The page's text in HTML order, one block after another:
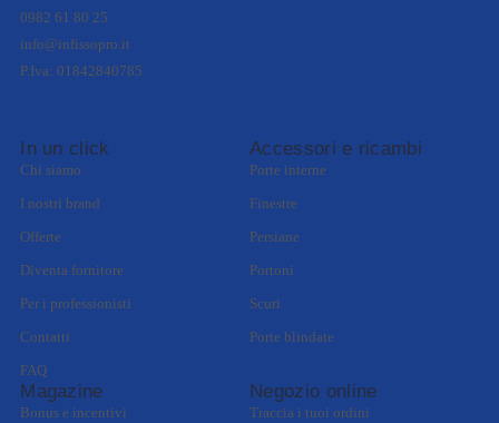
0982 61 80 25
info@infissopro.it
P.Iva: 01842840785
In un click
Chi siamo
I nostri brand
Offerte
Diventa fornitore
Per i professionisti
Contatti
FAQ
Accessori e ricambi
Porte interne
Finestre
Persiane
Portoni
Scuri
Porte blindate
Magazine
Bonus e incentivi
Negozio online
Traccia i tuoi ordini